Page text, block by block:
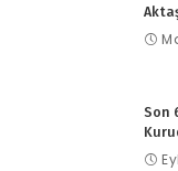
Son